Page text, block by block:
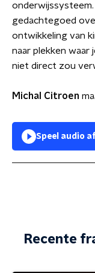
gedachtegoed
ontwikkeling van
naar plekken waar
niet direct zou
Michal Citroen
Speel audio af
Recente